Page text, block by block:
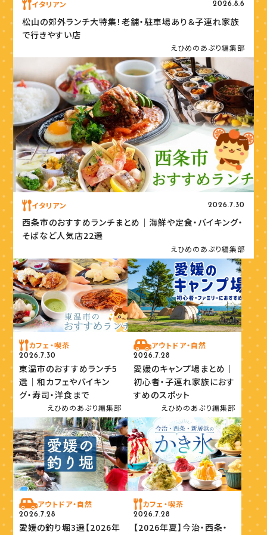
イタリアン 2026.8.6
松山の郊外ランチ大特集！老舗・駐車場あり＆子連れ家族
で行きやすい店
えひめのあぷり編集部
イタリアン 2026.7.30
西条市のおすすめランチまとめ｜海鮮や定食・バイキング・
そばなど人気店22選
えひめのあぷり編集部
カフェ・喫茶
2026.7.30
東温市のおすすめランチ5
選｜和カフェやバイキン
グ・寿司・洋食まで
えひめのあぷり編集部
アウトドア・自然
2026.7.28
愛媛のキャンプ場まとめ｜
初心者・子連れ家族におす
すめのスポット
えひめのあぷり編集部
アウトドア・自然
2026.7.28
愛媛の釣り堀3選【2026年
カフェ・喫茶
2026.7.28
【2026年夏】今治・西条・